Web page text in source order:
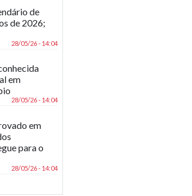
de
de 2026;
28/05/26 - 14:04
em
28/05/26 - 14:04
em
para o
28/05/26 - 14:04